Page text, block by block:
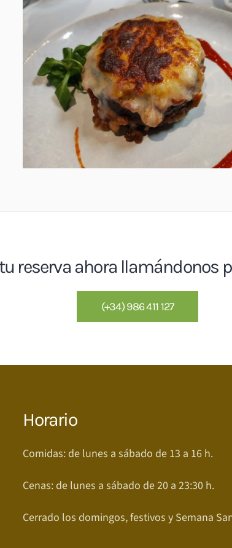
reserva ahora llamándonos
(+34) 986 411 127
Horario
Comidas: de lunes a sábado de 13 a 16 h.
Cenas: de lunes a sábado de 20 a 23:30 h.
Cerrado los domingos, festivos y Semana